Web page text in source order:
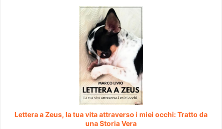
Lettera a Zeus, la tua vita attraverso i miei occhi: Tratto da
una Storia Vera